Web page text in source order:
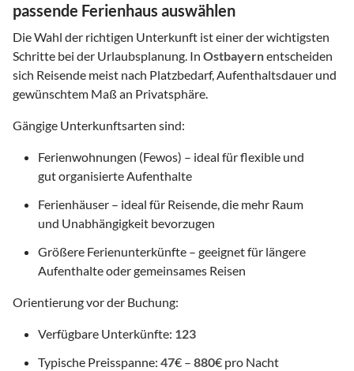
passende Ferienhaus auswählen
Die Wahl der richtigen Unterkunft ist einer der wichtigsten
Schritte bei der Urlaubsplanung. In Ostbayernentscheiden
sich Reisende meist nach Platzbedarf, Aufenthaltsdauer und
gewünschtem Maß an Privatsphäre.
Gängige Unterkunftsarten sind:
Ferienwohnungen (Fewos) – ideal für flexible und
gut organisierte Aufenthalte
Ferienhäuser – ideal für Reisende, die mehr Raum
und Unabhängigkeit bevorzugen
Größere Ferienunterkünfte – geeignet für längere
Aufenthalte oder gemeinsames Reisen
Orientierung vor der Buchung:
Verfügbare Unterkünfte: 123
Typische Preisspanne: 47€ – 880€ pro Nacht